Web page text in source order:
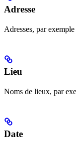
Adresse
Adresses, par
Lieu
Noms de lieux, par
Date